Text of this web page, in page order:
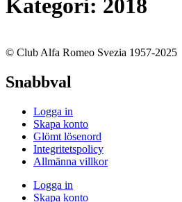
Kategori: 2018
© Club Alfa Romeo Svezia 1957-2025
Snabbval
Logga in
Skapa konto
Glömt lösenord
Integritetspolicy
Allmänna villkor
Logga in
Skapa konto